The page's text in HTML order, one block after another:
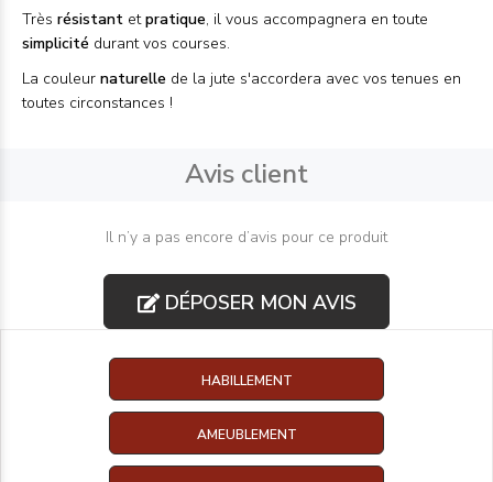
Très résistant etpratique, il vous accompagnera en toute
simplicité durant vos courses.
La couleur naturelle de la jute s'accordera avec vos tenues en
toutes circonstances !
Avis client
Il n’y a pas encore d’avis pour ce produit
DÉPOSER MON AVIS
HABILLEMENT
AMEUBLEMENT